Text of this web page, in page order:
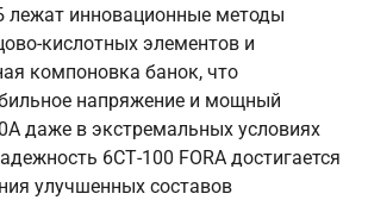
лежат инновационные методы
кислотных элементов и
компоновка банок, что
напряжение и мощный
даже в экстремальных условиях
6СТ-100 FORA достигается
улучшенных составов